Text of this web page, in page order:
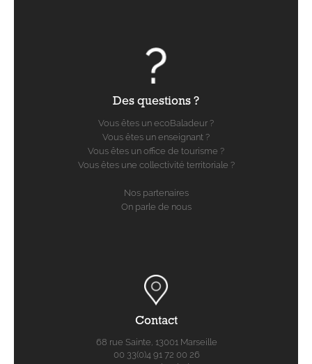
Des questions ?
Vous êtes un ecoBaladeur ?
Vous êtes un enseignant ?
Vous êtes un office de tourisme ?
Vous êtes une collectivité territoriale ?
Nos partenaires
On parle de nous
Contact
68 rue Sainte, 13001 Marseille
00 33(0)4 91 72 00 26